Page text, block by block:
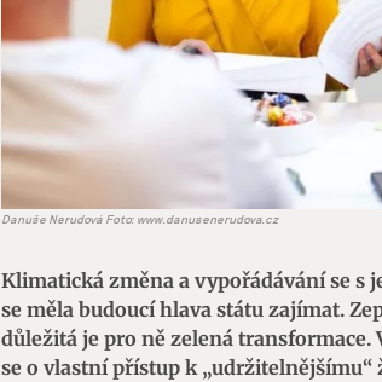
Danuše Nerudová Foto: www.danusenerudova.cz
Klimatická změna a vypořádávání se s
se měla budoucí hlava státu zajímat.
důležitá je pro ně zelená
se o vlastní přístup k „udržitelnějšímu“